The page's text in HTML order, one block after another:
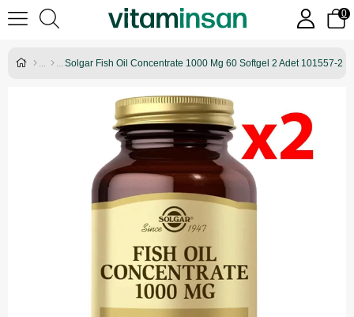
0
Solgar Fish Oil Concentrate 1000 Mg 60 Softgel 2 Adet 101557-2